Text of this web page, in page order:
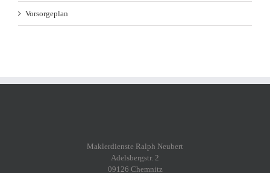
Vorsorgeplan
Maklerdienste Ralph Neubert
Adelsbergstr. 2
09126 Chemnitz